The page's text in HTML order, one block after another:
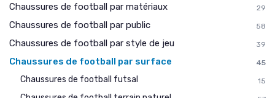
Chaussures de football par matériaux 29
Chaussures de football par public 58
Chaussures de football par style de jeu 39
Chaussures de football par surface 45
Chaussures de football futsal 15